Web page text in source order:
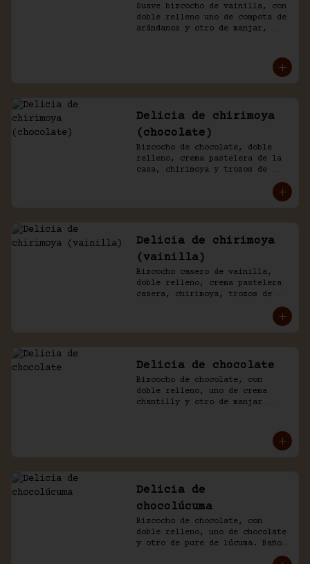
Suave bizcocho de vainilla, con
doble relleno uno de compota de
arándanos y otro de manjar,
Delicia de chirimoya
(chocolate)
Bizcocho de chocolate, doble
relleno, crema pastelera de la
casa, chirimoya y trozos de
Delicia de chirimoya
(vainilla)
Bizcocho casero de vainilla,
doble relleno, crema pastelera
casera, chirimoya, trozos de
chantilly, decorado con manjar
Delicia de chocolate
Bizcocho de chocolate, con
doble relleno, uno de crema
chantilly y otro de manjar
Delicia de
chocolúcuma
Bizcocho de chocolate, con
doble relleno, uno de chocolate
y otro de pure de lúcuma. Baño